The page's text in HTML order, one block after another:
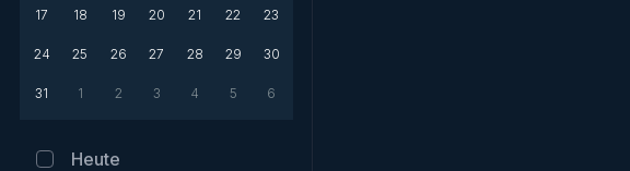
17 18 19 20 21 22 23
24 25 26 27 28 29 30
31 1 2 3 4 5 6
Heute